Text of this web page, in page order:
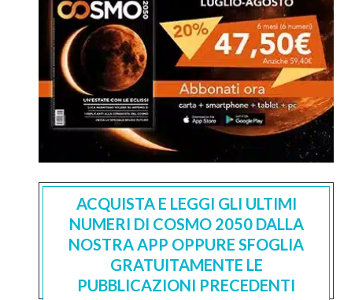
ACQUISTA E LEGGI GLI ULTIMI
NUMERI DI COSMO 2050 DALLA
NOSTRA APP OPPURE SFOGLIA
GRATUITAMENTE LE
PUBBLICAZIONI PRECEDENTI